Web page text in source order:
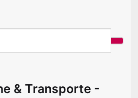
& Transporte -